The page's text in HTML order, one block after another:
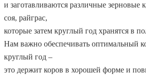
и заготавливаются различные зерновые
соя, райграс,
которые затем круглый год хранятся в
Нам важно обеспечивать оптимальный
круглый год –
это держит коров в хорошей форме и